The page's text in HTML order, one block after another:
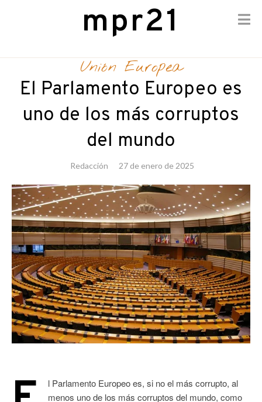
content
mpr21
Unión Europea
El Parlamento Europeo es
uno de los más corruptos
del mundo
Redacción 27 de enero de 2025
l Parlamento Europeo es, si no el más corrupto, al
menos uno de los más corruptos del mundo, como